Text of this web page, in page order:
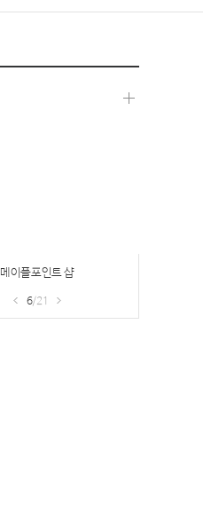
메이플포인트 샵
6/21